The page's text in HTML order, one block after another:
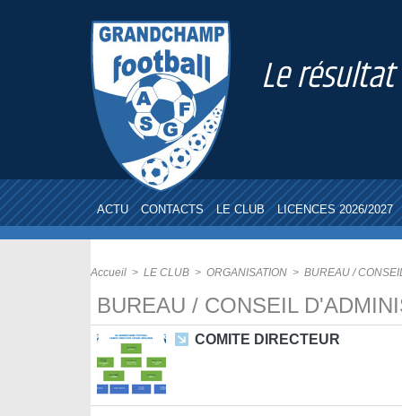
Le
ACTU CONTACTS LE CLUB LICENCES 2026/2027
Accueil > LE CLUB > ORGANISATION > BUREAU /
BUREAU / CONSEIL
COMITE DIRECTEUR